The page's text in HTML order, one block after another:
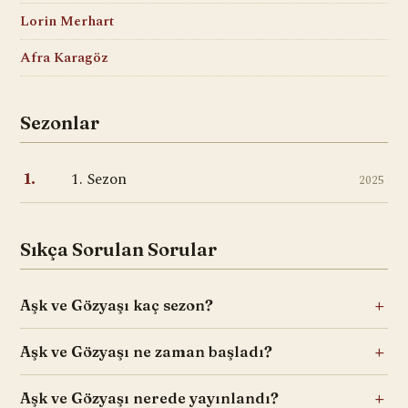
Lorin Merhart
Afra Karagöz
Sezonlar
1. 1. Sezon 2025
Sıkça Sorulan Sorular
Aşk ve Gözyaşı kaç sezon?
Aşk ve Gözyaşı ne zaman başladı?
Aşk ve Gözyaşı nerede yayınlandı?